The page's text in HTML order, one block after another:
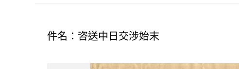
件名：咨送中日交涉始末